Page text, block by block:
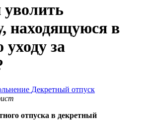
находящуюся в
уходу за
Декретный отпуск
отпуска в декретный